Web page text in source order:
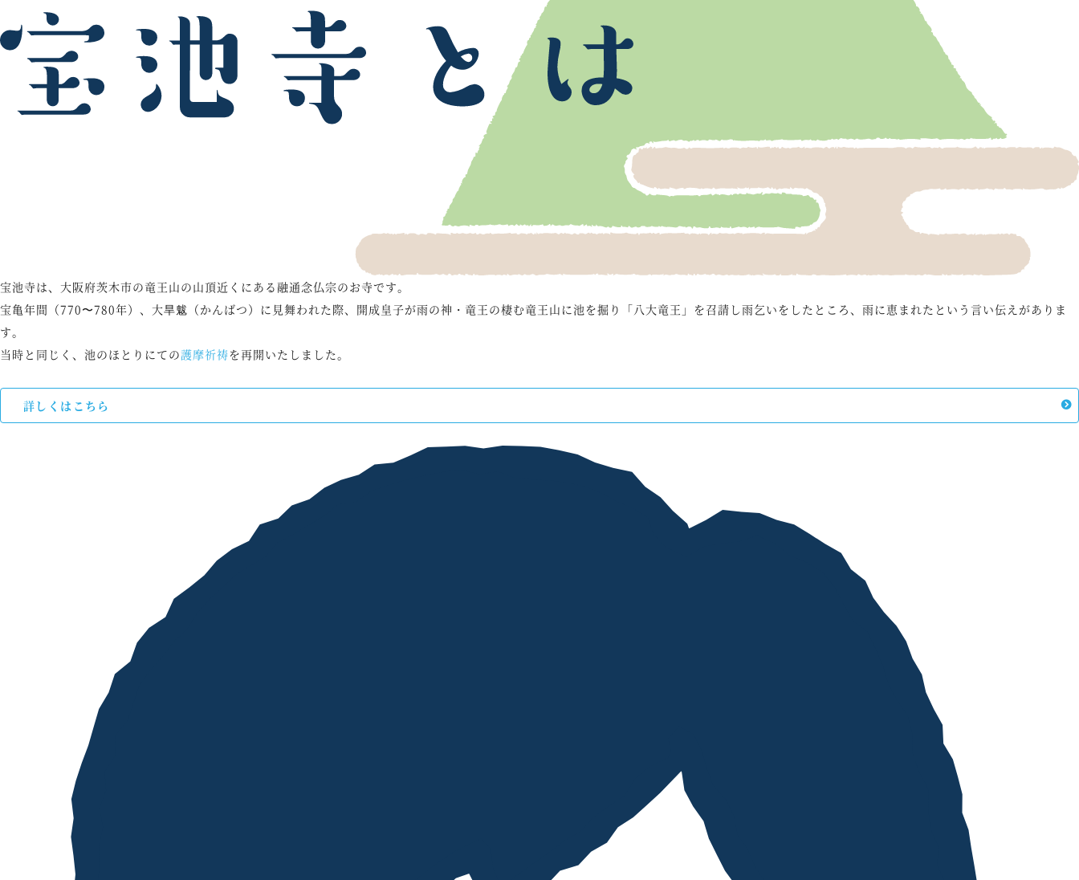
龍神様のお寺
宝池寺は、大阪府茨木市の竜王山の山頂近くにある融通念仏宗のお寺です。
宝亀年間（770〜780年）、大旱魃（かんばつ）に見舞われた際、開成皇子が雨の神・竜王の棲む竜王山に池を掘り「八大竜王」を召請し雨乞いをしたところ、雨に恵まれたという言い伝えがありま
す。
当時と同じく、池のほとりにての護摩祈祷を再開いたしました。
詳しくはこちら